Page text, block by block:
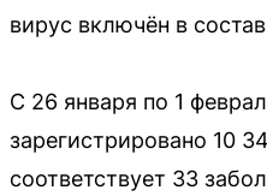
вирус включён в
С 26 января по 1
зарегистрировано 10
соответствует 33